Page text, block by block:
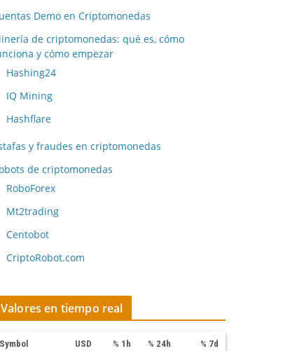
Demo en Criptomonedas
de criptomonedas: qué es, cómo
y cómo empezar
Hashing24
IQ Mining
Hashflare
y fraudes en criptomonedas
de criptomonedas
RoboForex
Mt2trading
Centobot
CriptoRobot.com
Valores en tiempo real
Symbol USD % 1h % 24h % 7d